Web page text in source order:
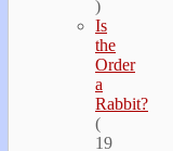
)
Is
the
Order
a
Rabbit?
(
19